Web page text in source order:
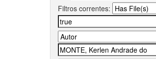
Filtros correntes: